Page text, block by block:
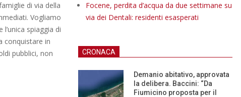
di via della
Vogliamo
spiaggia di
conquistare in
pubblici, non
Focene, perdita d’acqua da due settimane su
via dei Dentali: residenti esasperati
CRONACA
Demanio abitativo, approvata
la delibera. Baccini: “Da
Fiumicino proposta per il